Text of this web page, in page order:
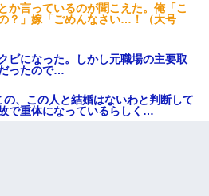
か言っているのが聞こえた。俺「こ
？」嫁「ごめんなさい…！（大号
ビになった。しかし元職場の主要取
ったので…
、この人と結婚はないわと判断して
で重体になっているらしく…